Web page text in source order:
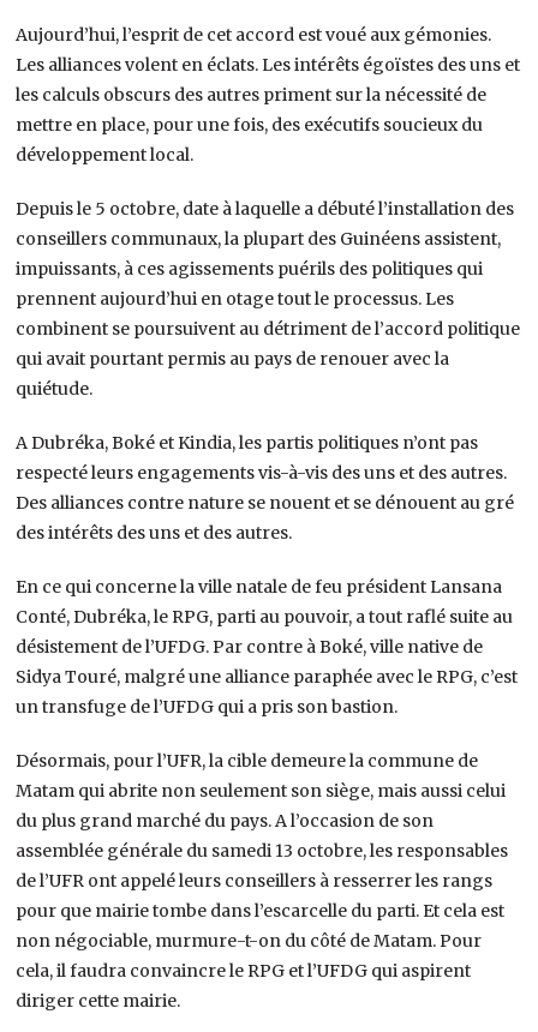
Aujourd’hui, l’esprit de cet accord est voué aux gémonies.
Les alliances volent en éclats. Les intérêts égoïstes des uns et
les calculs obscurs des autres priment sur la nécessité de
mettre en place, pour une fois, des exécutifs soucieux du
développement local.
Depuis le 5 octobre, date à laquelle a débuté l’installation des
conseillers communaux, la plupart des Guinéens assistent,
impuissants, à ces agissements puérils des politiques qui
prennent aujourd’hui en otage tout le processus. Les
combinent se poursuivent au détriment de l’accord politique
qui avait pourtant permis au pays de renouer avec la
quiétude.
A Dubréka, Boké et Kindia, les partis politiques n’ont pas
respecté leurs engagements vis-à-vis des uns et des autres.
Des alliances contre nature se nouent et se dénouent au gré
des intérêts des uns et des autres.
En ce qui concerne la ville natale de feu président Lansana
Conté, Dubréka, le RPG, parti au pouvoir, a tout raflé suite au
désistement de l’UFDG. Par contre à Boké, ville native de
Sidya Touré, malgré une alliance paraphée avec le RPG, c’est
un transfuge de l’UFDG qui a pris son bastion.
Désormais, pour l’UFR, la cible demeure la commune de
Matam qui abrite non seulement son siège, mais aussi celui
du plus grand marché du pays. A l’occasion de son
assemblée générale du samedi 13 octobre, les responsables
de l’UFR ont appelé leurs conseillers à resserrer les rangs
pour que mairie tombe dans l’escarcelle du parti. Et cela est
non négociable, murmure-t-on du côté de Matam. Pour
cela, il faudra convaincre le RPG et l’UFDG qui aspirent
diriger cette mairie.